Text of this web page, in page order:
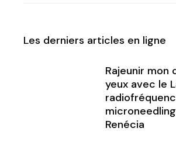
Les derniers articles en ligne
Rajeunir mon
yeux avec le
Renécia